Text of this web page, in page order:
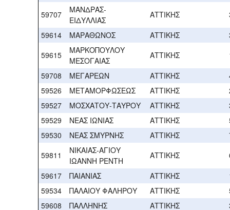
59707
ΜΑΝΔΡΑΣ-
ΕΙΔΥΛΛΙΑΣ
ΑΤΤΙΚΗΣ
59614
ΜΑΡΑΘΩΝΟΣ ΑΤΤΙΚΗΣ
59615
ΜΑΡΚΟΠΟΥΛΟΥ
ΜΕΣΟΓΑΙΑΣ
ΑΤΤΙΚΗΣ
59708
ΜΕΓΑΡΕΩΝ ΑΤΤΙΚΗΣ
59526
ΜΕΤΑΜΟΡΦΩΣΕΩΣ ΑΤΤΙΚΗΣ
59527
ΜΟΣΧΑΤΟΥ-ΤΑΥΡΟΥ ΑΤΤΙΚΗΣ
59529
ΝΕΑΣ ΙΩΝΙΑΣ ΑΤΤΙΚΗΣ
59530
ΝΕΑΣ ΣΜΥΡΝΗΣ ΑΤΤΙΚΗΣ
59811
ΝΙΚΑΙΑΣ-ΑΓΙΟΥ
ΙΩΑΝΝΗ ΡΕΝΤΗ
ΑΤΤΙΚΗΣ
59617
ΠΑΙΑΝΙΑΣ ΑΤΤΙΚΗΣ
59534
ΠΑΛΑΙΟΥ ΦΑΛΗΡΟΥ ΑΤΤΙΚΗΣ
59608
ΠΑΛΛΗΝΗΣ ΑΤΤΙΚΗΣ